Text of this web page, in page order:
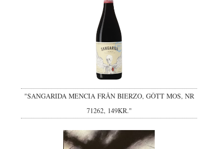
"SANGARIDA MENCIA FRÅN BIERZO, GÔTT MOS, NR
71262, 149KR."